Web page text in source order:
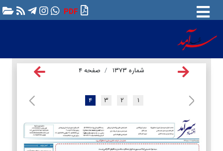
PDF
شماره ۱۳۷۳ صفحه ۴
۱ ۲ ۳ ۴